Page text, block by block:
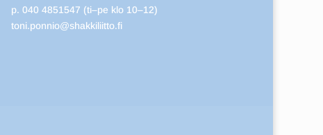
p. 040 4851547 (ti–pe klo 10–12)
toni.ponnio@shakkiliitto.fi